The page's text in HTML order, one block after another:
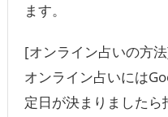
ます。
[オンライン占いの方
オンライン占いには
定日が決まりましたら